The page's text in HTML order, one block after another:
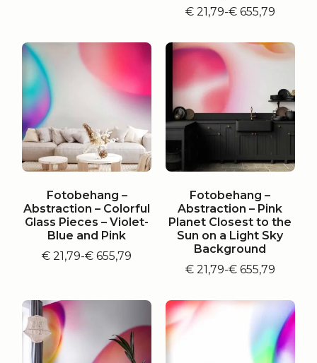
€21,79-€655,79
Prijsklasse:
tot
€ 655,79
Fotobehang –
Abstraction – Colorful
Glass Pieces – Violet-
Blue and Pink
€ 21,79-€ 655,79
Prijsklasse:
€ 655,79
Fotobehang –
Abstraction – Pink
Planet Closest to the
Sun on a Light Sky
Background
€21,79-€655,79
Prijsklasse:
tot